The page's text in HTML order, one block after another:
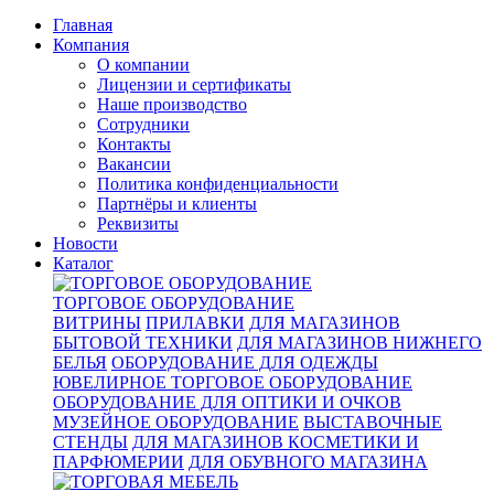
Главная
Компания
О компании
Лицензии и сертификаты
Наше производство
Сотрудники
Контакты
Вакансии
Политика конфиденциальности
Партнёры и клиенты
Реквизиты
Новости
Каталог
ТОРГОВОЕ ОБОРУДОВАНИЕ
ВИТРИНЫ ПРИЛАВКИ ДЛЯ МАГАЗИНОВ
БЫТОВОЙ ТЕХНИКИ ДЛЯ МАГАЗИНОВ НИЖНЕГО
БЕЛЬЯ ОБОРУДОВАНИЕ ДЛЯ ОДЕЖДЫ
ЮВЕЛИРНОЕ ТОРГОВОЕ ОБОРУДОВАНИЕ
ОБОРУДОВАНИЕ ДЛЯ ОПТИКИ И ОЧКОВ
МУЗЕЙНОЕ ОБОРУДОВАНИЕ ВЫСТАВОЧНЫЕ
СТЕНДЫ ДЛЯ МАГАЗИНОВ КОСМЕТИКИ И
ПАРФЮМЕРИИ ДЛЯ ОБУВНОГО МАГАЗИНА